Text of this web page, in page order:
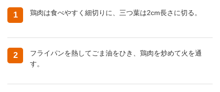
1 鶏肉は食べやすく細切りに、三つ葉は2cm長さに切る。
2
フライパンを熱してごま油をひき、鶏肉を炒めて火を通
す。